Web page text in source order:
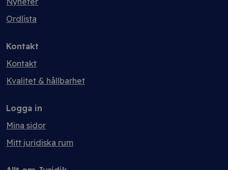
Ordlista
Kontakt
Kontakt
Kvalitet & hållbarhet
Logga in
Mina sidor
Mitt juridiska rum